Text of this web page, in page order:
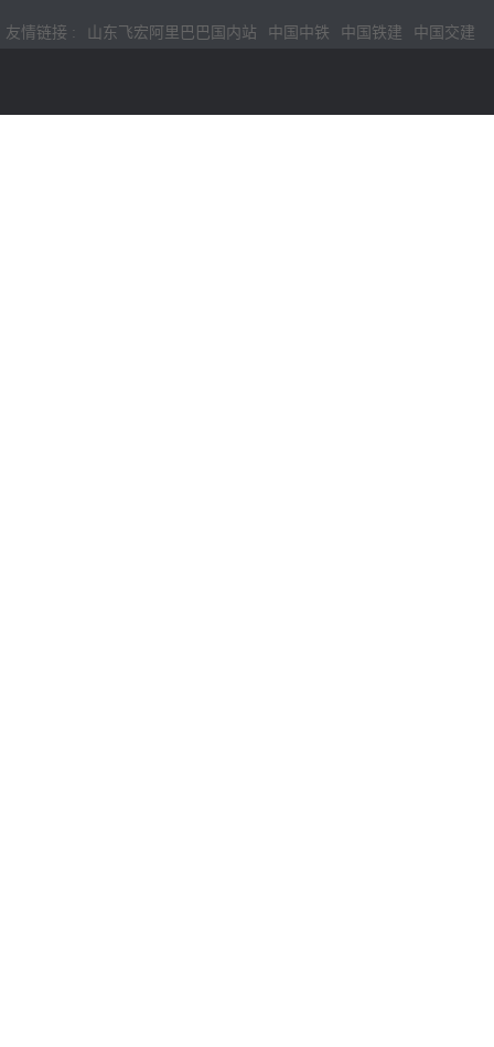
友情链接 : 山东飞宏阿里巴巴国内站 中国中铁 中国铁建 中国交建